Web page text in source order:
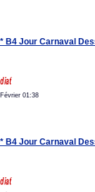
B4 Jour Carnaval
01:38
B4 Jour Carnaval